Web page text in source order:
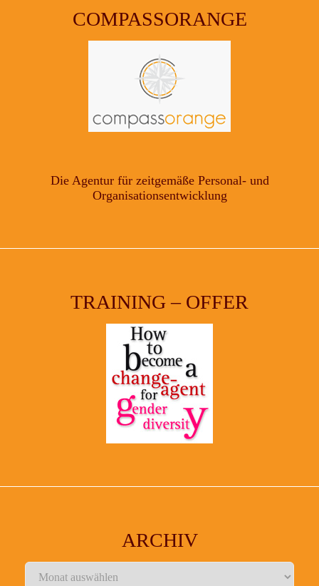
COMPASSORANGE
Die Agentur für zeitgemäße Personal- und
Organisationsentwicklung
TRAINING – OFFER
ARCHIV
Archiv